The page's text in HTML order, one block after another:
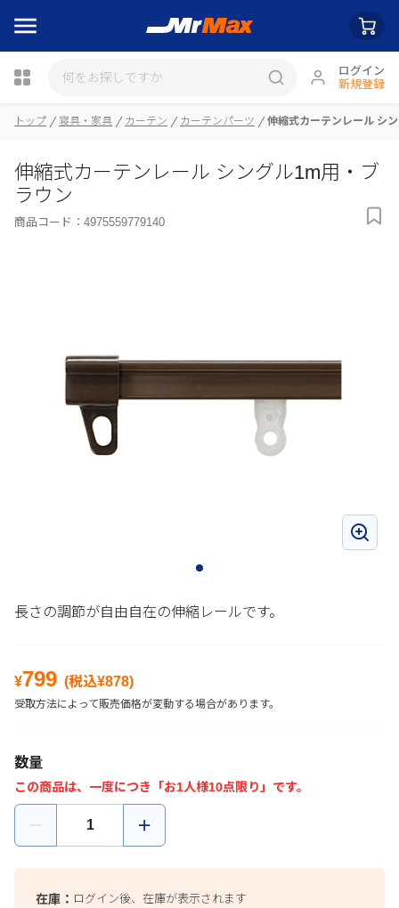
ログイン
新規登録
トップ 寝具・家具 カーテン カーテンパーツ 伸縮式カーテンレール シ
伸縮式カーテンレール シングル1m用・ブ
ラウン
商品コード： 4975559779140
長さの調節が自由自在の伸縮レールです。
¥799 (税込¥878)
受取方法によって販売価格が変動する場合があります。
数量
この商品は、一度につき「お1人様10点限り」です。
在庫： ログイン後、在庫が表示されます